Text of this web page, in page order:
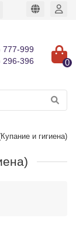
777-999
296-396
0
и гигиена)